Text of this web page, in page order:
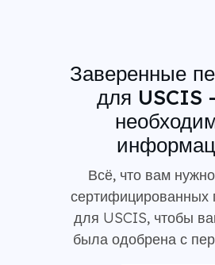
Заверенные
для USCIS
Всё, что вам
сертифицированных
для USCIS, чтобы
была одобрена с